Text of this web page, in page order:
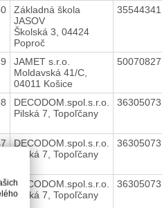
Základná škola
JASOV
Školská 3, 04424
Poproč
35544341
JAMET s.r.o.
Moldavská 41/C,
04011 Košice
50070827
DECODOM.spol.s.r.o.
Pilská 7, Topoľčany
36305073
DECODOM.spol.s.r.o.
Pilská 7, Topoľčany
36305073
DECODOM.spol.s.r.o.
Pilská 7, Topoľčany
36305073